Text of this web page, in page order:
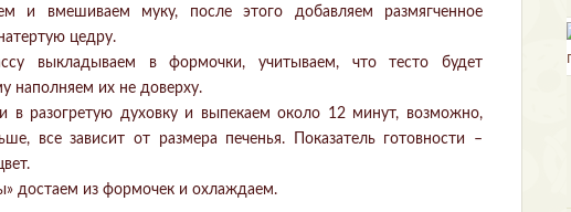
и вмешиваем муку, после этого добавляем размягченное
цедру.
выкладываем в формочки, учитываем, что тесто будет
наполняем их не доверху.
в разогретую духовку и выпекаем около 12 минут, возможно,
все зависит от размера печенья. Показатель готовности –
достаем из формочек и охлаждаем.